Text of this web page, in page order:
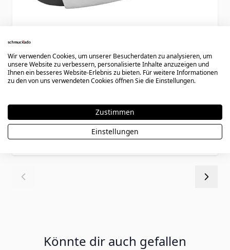
Schwarzes Lederarmband mit
Könnte dir auch gefallen
Wir verwenden Cookies, um unserer Besucherdaten zu analysieren, um
unsere Website zu verbessern, personalisierte Inhalte anzuzeigen und
Ihnen ein besseres Website-Erlebnis zu bieten. Für weitere Informationen
zu den von uns verwendeten Cookies öffnen Sie die Einstellungen.
Zustimmen
Einstellungen